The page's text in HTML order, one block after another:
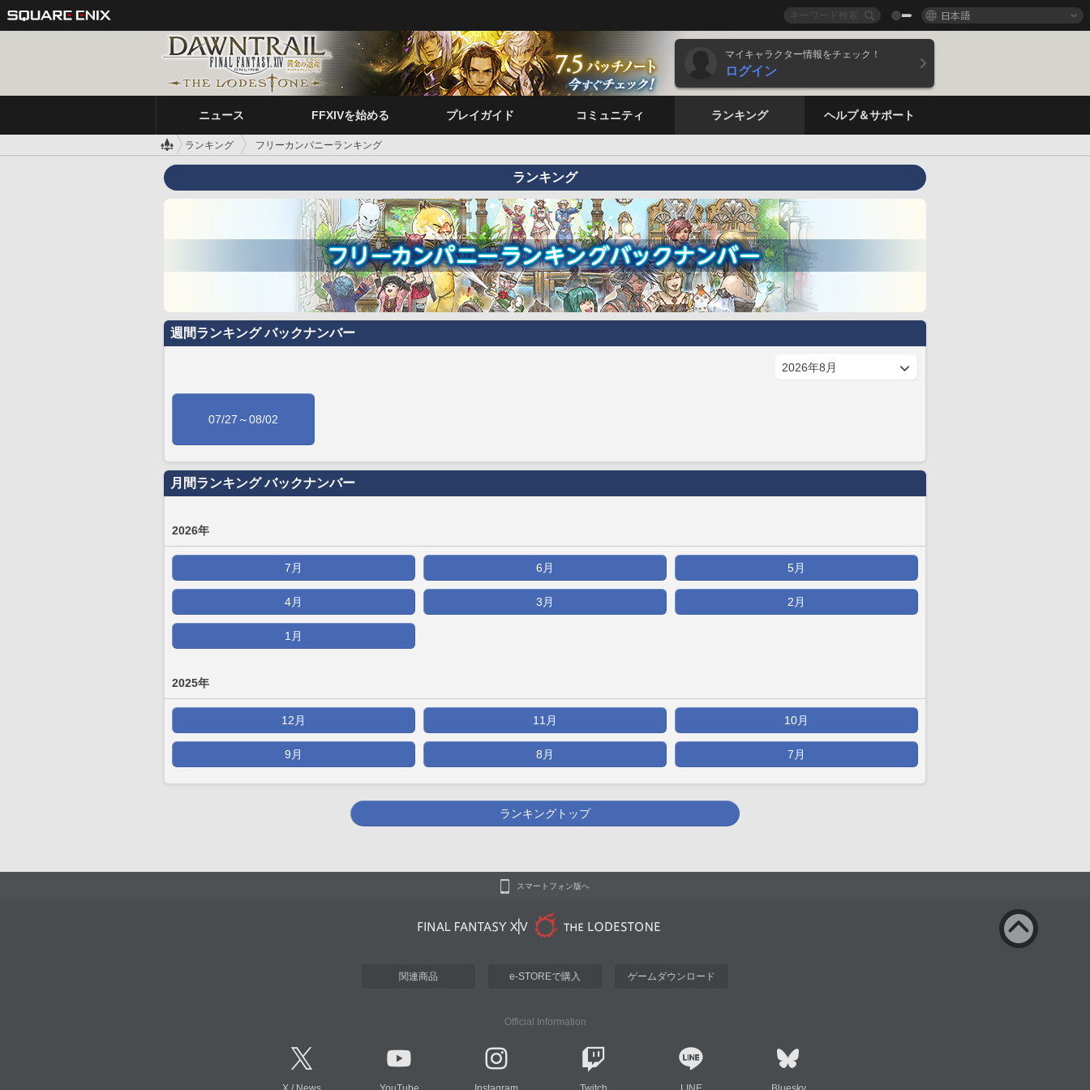
日本語
マイキャラクター情報をチェック！
ログイン
ニュース FFXIVを始める プレイガイド コミュニティ ランキング ヘルプ＆サポート
ランキング フリーカンパニーランキング
ランキング
週間ランキング バックナンバー
07/27～08/02
月間ランキング バックナンバー
2026年
7月 6月 5月
4月 3月 2月
1月
2025年
12月 11月 10月
9月 8月 7月
ランキングトップ
スマートフォン版へ
関連商品 e-STOREで購入 ゲームダウンロード
Official Information